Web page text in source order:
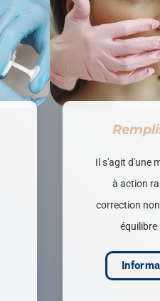
Il s'agit d'une
à action
correction
équilibre